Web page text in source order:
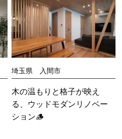
埼玉県 入間市
木の温もりと格子が映え
る、ウッドモダンリノベー
ション🪵